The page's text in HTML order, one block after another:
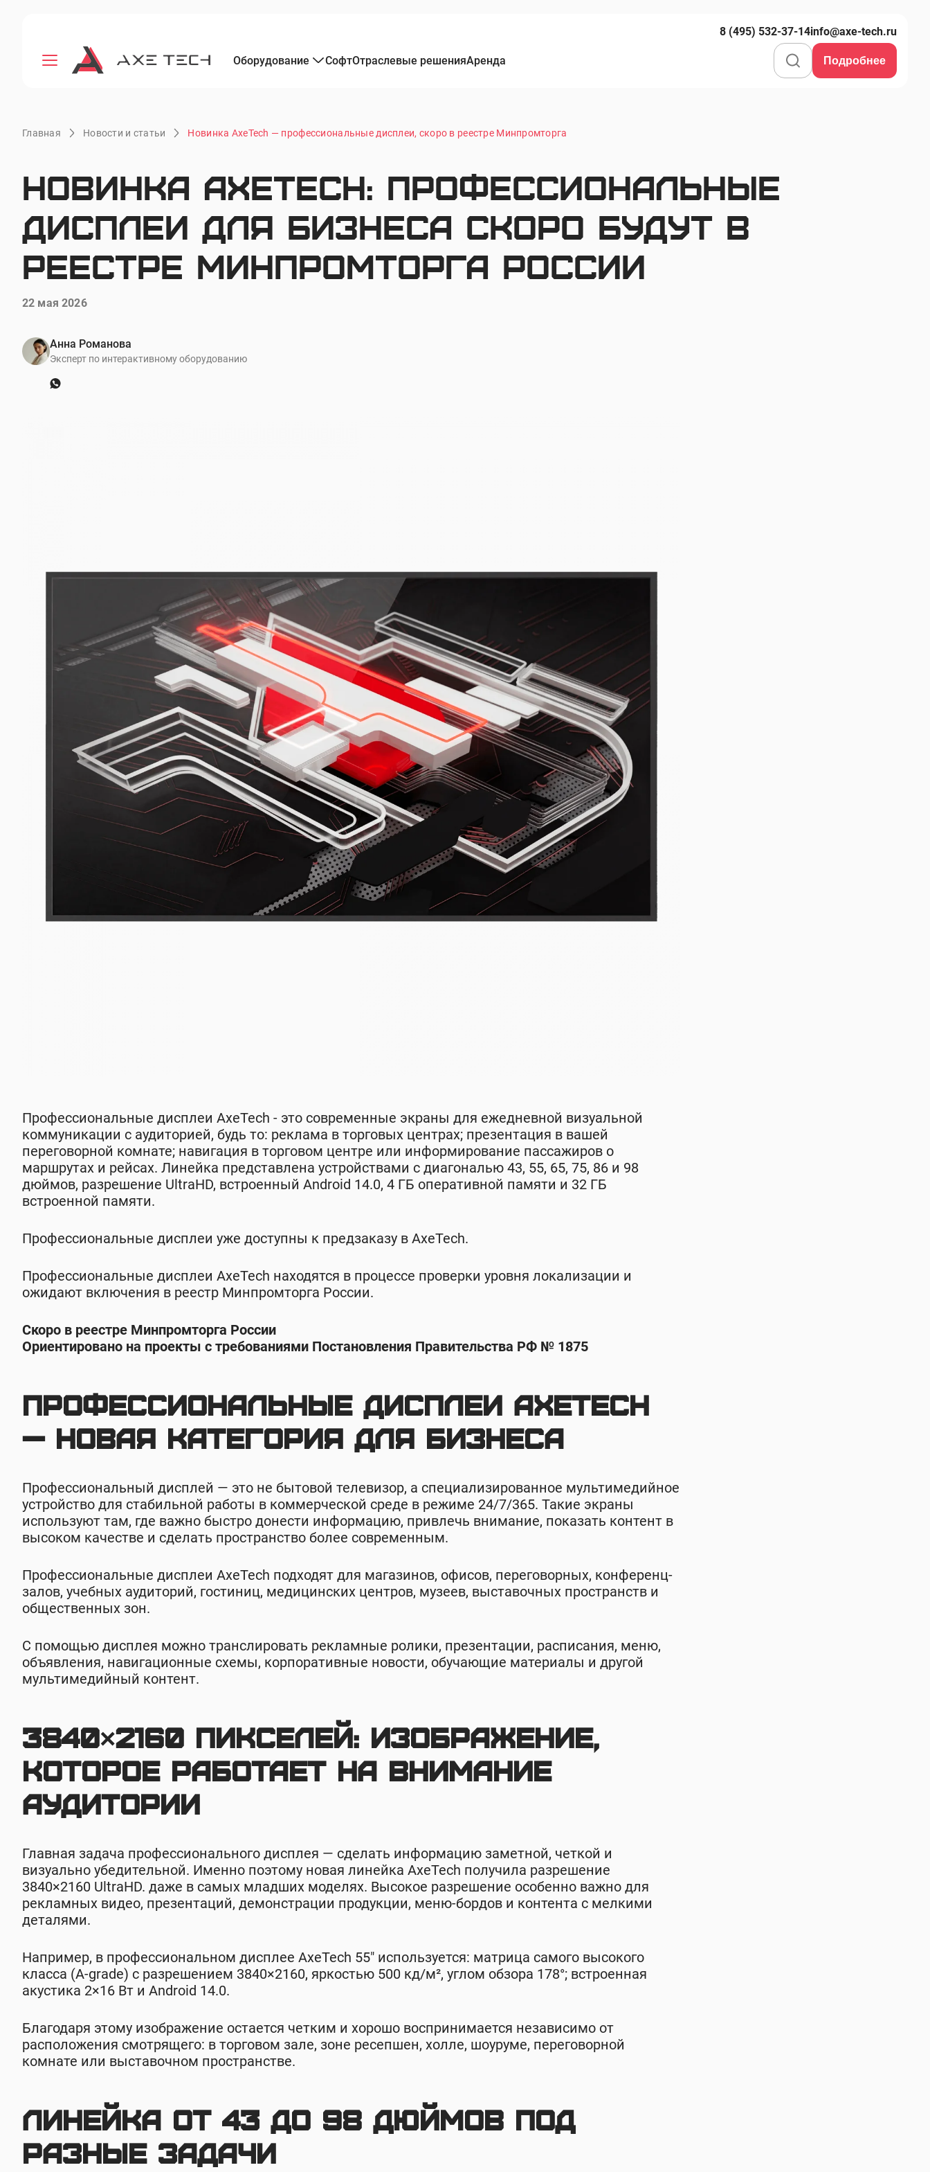
8 (495) 532-37-14info@axe-tech.ru
Оборудование СофтОтраслевые решенияАренда Подробнее
Главная Новости и статьи Новинка AxeTech — профессиональные дисплеи, скоро в реестре Минпромторга
Новинка AxeTech: профессиональные
дисплеи для бизнеса скоро будут в
реестре Минпромторга России
22 мая 2026
Анна Романова
Эксперт по интерактивному оборудованию
Профессиональные дисплеи AxeTech - это современные экраны для ежедневной визуальной
коммуникации с аудиторией, будь то: реклама в торговых центрах; презентация в вашей
переговорной комнате; навигация в торговом центре или информирование пассажиров о
маршрутах и рейсах. Линейка представлена устройствами с диагональю 43, 55, 65, 75, 86 и 98
дюймов, разрешение UltraHD, встроенный Android 14.0, 4 ГБ оперативной памяти и 32 ГБ
встроенной памяти.
Профессиональные дисплеи уже доступны к предзаказу в AxeTech.
Профессиональные дисплеи AxeTech находятся в процессе проверки уровня локализации и
ожидают включения в реестр Минпромторга России.
Скоро в реестре Минпромторга России
Ориентировано на проекты с требованиями Постановления Правительства РФ № 1875
Профессиональные дисплеи AxeTech
— новая категория для бизнеса
Профессиональный дисплей — это не бытовой телевизор, а специализированное мультимедийное
устройство для стабильной работы в коммерческой среде в режиме 24/7/365. Такие экраны
используют там, где важно быстро донести информацию, привлечь внимание, показать контент в
высоком качестве и сделать пространство более современным.
Профессиональные дисплеи AxeTech подходят для магазинов, офисов, переговорных, конференц-
залов, учебных аудиторий, гостиниц, медицинских центров, музеев, выставочных пространств и
общественных зон.
С помощью дисплея можно транслировать рекламные ролики, презентации, расписания, меню,
объявления, навигационные схемы, корпоративные новости, обучающие материалы и другой
мультимедийный контент.
3840×2160 пикселей: изображение,
которое работает на внимание
аудитории
Главная задача профессионального дисплея — сделать информацию заметной, четкой и
визуально убедительной. Именно поэтому новая линейка AxeTech получила разрешение
3840×2160 UltraHD. даже в самых младших моделях. Высокое разрешение особенно важно для
рекламных видео, презентаций, демонстрации продукции, меню-бордов и контента с мелкими
деталями.
Например, в профессиональном дисплее AxeTech 55″ используется: матрица самого высокого
класса (A-grade) с разрешением 3840×2160, яркостью 500 кд/м², углом обзора 178°; встроенная
акустика 2×16 Вт и Android 14.0.
Благодаря этому изображение остается четким и хорошо воспринимается независимо от
расположения смотрящего: в торговом зале, зоне ресепшен, холле, шоуруме, переговорной
комнате или выставочном пространстве.
Линейка от 43 до 98 дюймов под
разные задачи